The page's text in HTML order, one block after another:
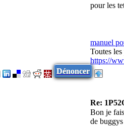
pour les
manuel
Toutes
https://
Dénoncer
Re:
Bon je
de